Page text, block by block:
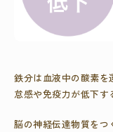
鉄分は血液中の酸素
怠感や免疫力が低下す
脳の神経伝達物質を